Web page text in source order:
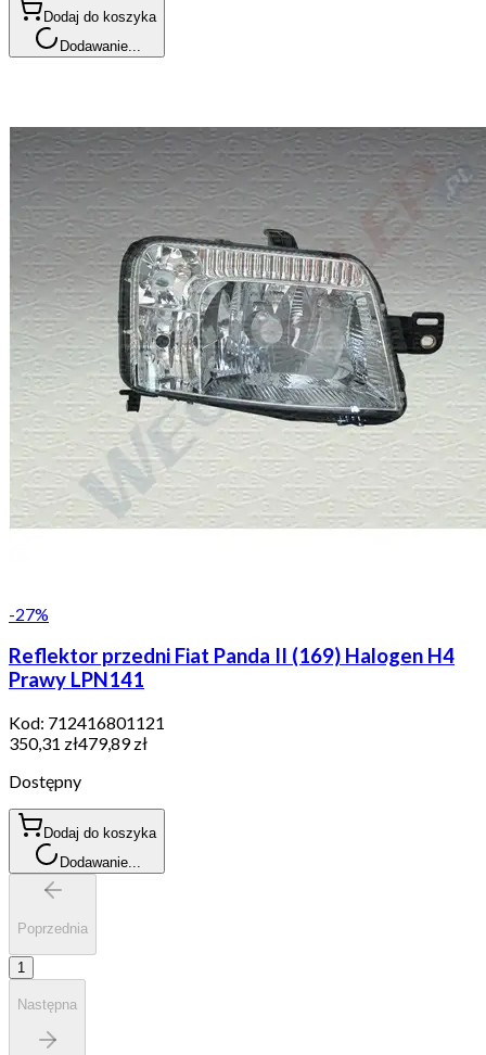
Dodaj do koszyka
Dodawanie...
-27%
Reflektor przedni Fiat Panda II (169) Halogen H4
Prawy LPN141
Kod: 712416801121
350,31 zł479,89 zł
Dostępny
Dodaj do koszyka
Dodawanie...
Poprzednia
1
Następna